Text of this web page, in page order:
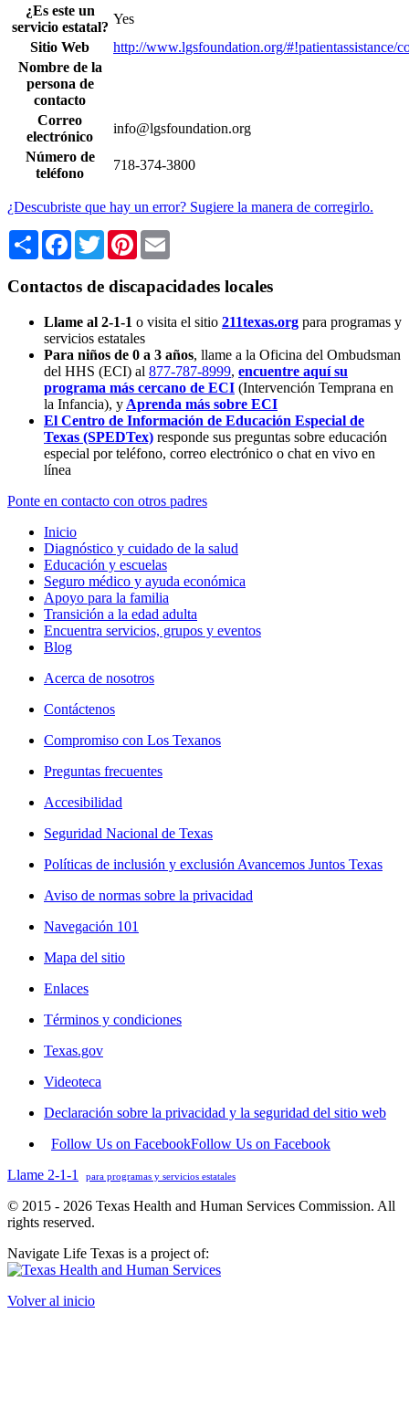
¿Es este un
servicio estatal?
Yes
Sitio Web
http://www.lgsfoundation.org/#!patientassistance/
Nombre de la
persona de
contacto
Correo
electrónico
info@lgsfoundation.org
Número de
teléfono
718-374-3800
¿Descubriste que hay un error? Sugiere la manera de corregirlo.
Share Facebook
TwitterPinterest
Contactos de discapacidades locales
Llame al 2-1-1 o visita el sitio 211texas.org para programas y
servicios estatales
Para niños de 0 a 3 años, llame a la Oficina del Ombudsman
del HHS (ECI) al 877-787-8999, encuentre aquí su
programa más cercano de ECI (Intervención Temprana en
la Infancia), y Aprenda más sobre ECI
El Centro de Información de Educación Especial de
Texas (SPEDTex) responde sus preguntas sobre educación
especial por teléfono, correo electrónico o chat en vivo en
línea
Ponte en contacto con otros padres
Inicio
Diagnóstico y cuidado de la salud
Educación y escuelas
Seguro médico y ayuda económica
Apoyo para la familia
Transición a la edad adulta
Encuentra servicios, grupos y eventos
Blog
Acerca de nosotros
Contáctenos
Compromiso con Los Texanos
Preguntas frecuentes
Accesibilidad
Seguridad Nacional de Texas
Políticas de inclusión y exclusión Avancemos Juntos Texas
Aviso de normas sobre la privacidad
Navegación 101
Mapa del sitio
Enlaces
Términos y condiciones
Texas.gov
Videoteca
Declaración sobre la privacidad y la seguridad del sitio web
Follow Us on FacebookFollow Us on Facebook
Llame 2-1-1
para programas y servicios estatales
© 2015 - 2026 Texas Health and Human Services Commission. All
rights reserved.
Navigate Life Texas is a project of:
Volver al inicio